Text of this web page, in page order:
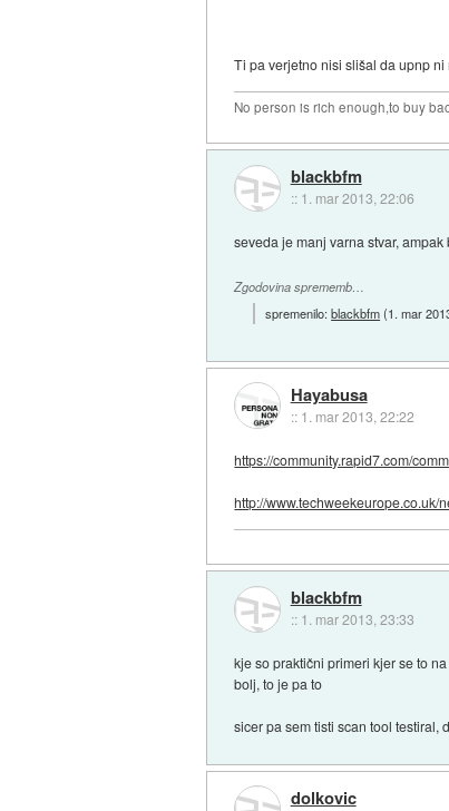
Ti pa verjetno nisi slišal da upnp
No person is rich enough,to buy
blackbfm
:: 1. mar 2013, 22:06
seveda je manj varna stvar,
Zgodovina sprememb…
spremenilo:blackbfm(1. mar
Hayabusa
:: 1. mar 2013, 22:22
https://community.rapid7.com/
http://www.techweekeurope.co.uk/
blackbfm
:: 1. mar 2013, 23:33
kje so praktični primeri kjer se to
bolj, to je pa to
sicer pa sem tisti scan tool
dolkovic